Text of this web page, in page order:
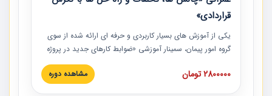
قراردادی»
یکی از آموزش‏‏‏‏‏‏ های بسیار کاربردی و حرفه‏ ای ارائه شده از سوی
گروه امور پیمان، سمینار آموزشی «ضوابط کارهای جدید در پروژه
های عمرانی» چالش ها، تخلفات و راه حل ها با نگرش قراردادی
است که در محل سندیکای شرکت های ساختمانی کشور ارائه شد.
2800000 تومان مشاهده دوره